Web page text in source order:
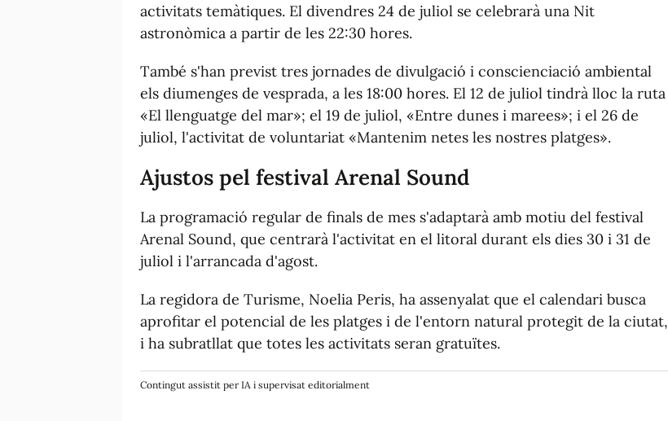
activitats temàtiques. El divendres 24 de juliol se celebrarà una Nit
astronòmica a partir de les 22:30 hores.
També s'han previst tres jornades de divulgació i conscienciació ambiental
els diumenges de vesprada, a les 18:00 hores. El 12 de juliol tindrà lloc la ruta
«El llenguatge del mar»; el 19 de juliol, «Entre dunes i marees»; i el 26 de
juliol, l'activitat de voluntariat «Mantenim netes les nostres platges».
Ajustos pel festival Arenal Sound
La programació regular de finals de mes s'adaptarà amb motiu del festival
Arenal Sound, que centrarà l'activitat en el litoral durant els dies 30 i 31 de
juliol i l'arrancada d'agost.
La regidora de Turisme, Noelia Peris, ha assenyalat que el calendari busca
aprofitar el potencial de les platges i de l'entorn natural protegit de la ciutat,
i ha subratllat que totes les activitats seran gratuïtes.
Contingut assistit per IA i supervisat editorialment